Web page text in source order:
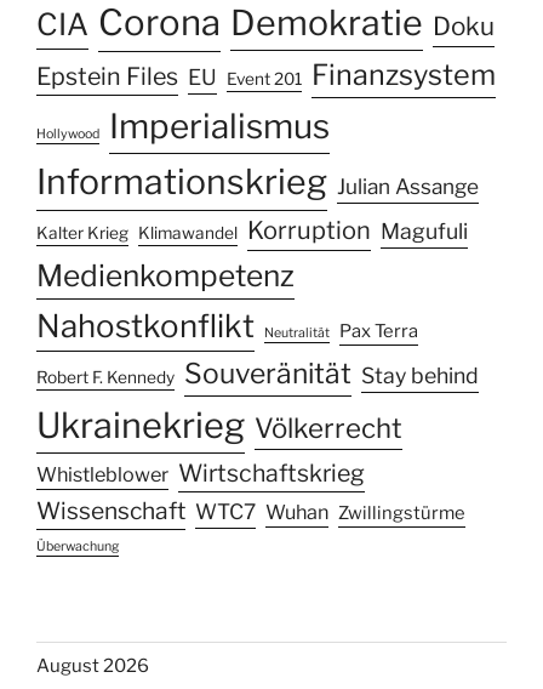
CIA Corona Demokratie Doku
Epstein Files EU Event 201 Finanzsystem
Hollywood
Imperialismus
Informationskrieg Julian Assange
Kalter Krieg Klimawandel Korruption Magufuli
Medienkompetenz
Nahostkonflikt Neutralität Pax Terra
Robert F. Kennedy Souveränität Stay behind
Ukrainekrieg Völkerrecht
Whistleblower Wirtschaftskrieg
Wissenschaft WTC7 Wuhan Zwillingstürme
Überwachung
August 2026